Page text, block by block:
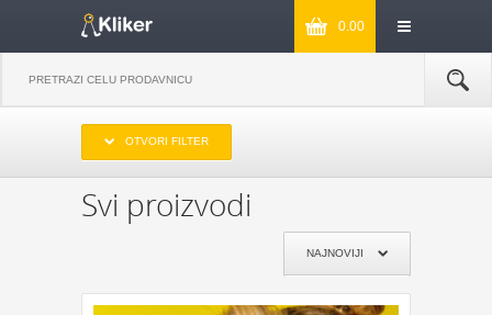
0.00
PREKO 3000
IZABERITE PROIZVOĐAČA
OTVORI FILTER
Svi proizvodi
NAJNOVIJI